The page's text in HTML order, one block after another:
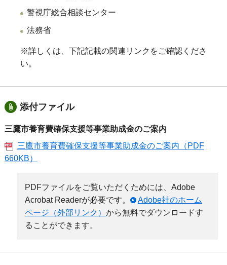
警視庁総合相談センター
法務省
※詳しくは、下記記載の関連リンクをご確認くださ
い。
添付ファイル
三鷹市養育費確保支援等事業助成金のご案内
三鷹市養育費確保支援等事業助成金のご案内（PDF
660KB）
PDFファイルをご覧いただくためには、Adobe
Acrobat Readerが必要です。
Adobe社のホーム
ページ（外部リンク） から無料でダウンロードす
ることができます。